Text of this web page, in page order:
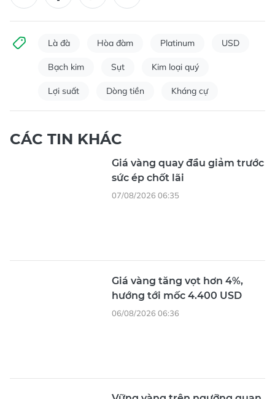
Là đà Hòa đàm Platinum USD
Bạch kim Sụt Kim loại quý
Lợi suất Dòng tiền Kháng cự
CÁC TIN KHÁC
Giá vàng quay đầu giảm trước
sức ép chốt lãi
07/08/2026 06:35
Giá vàng tăng vọt hơn 4%,
hướng tới mốc 4.400 USD
06/08/2026 06:36